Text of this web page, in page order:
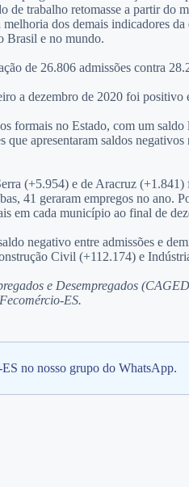
de trabalho retomasse a partir do
dos demais indicadores
Brasil e no mundo.
de 26.806 admissões contra
a dezembro de 2020 foi
no Estado, com um
apresentaram saldos
(+5.954) e de Aracruz
41 geraram empregos no
em cada município ao final de
negativo entre admissões e
Civil (+112.174) e
e Desempregados
ES.
no nosso grupo do WhatsApp.